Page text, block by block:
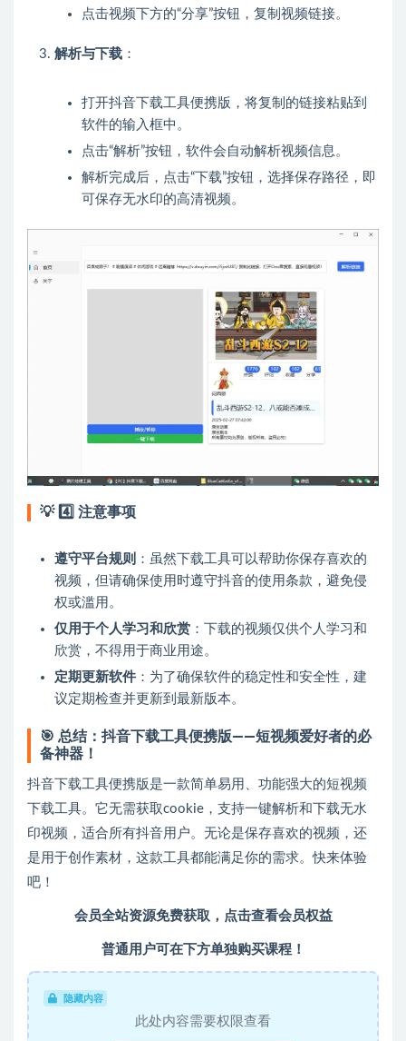
点击视频下方的“分享”按钮，复制视频链接。
解析与下载 ：
打开抖音下载工具便携版，将复制的链接粘贴到
软件的输入框中。
点击“解析”按钮，软件会自动解析视频信息。
解析完成后，点击“下载”按钮，选择保存路径，即
可保存无水印的高清视频。
💡 4️⃣ 注意事项
遵守平台规则 ：虽然下载工具可以帮助你保存喜欢的
视频，但请确保使用时遵守抖音的使用条款，避免侵
权或滥用。
仅用于个人学习和欣赏 ：下载的视频仅供个人学习和
欣赏，不得用于商业用途。
定期更新软件 ：为了确保软件的稳定性和安全性，建
议定期检查并更新到最新版本。
🎯 总结：抖音下载工具便携版——短视频爱好者的必
备神器！
抖音下载工具便携版是一款简单易用、功能强大的短视频
下载工具。它无需获取cookie，支持一键解析和下载无水
印视频，适合所有抖音用户。无论是保存喜欢的视频，还
是用于创作素材，这款工具都能满足你的需求。快来体验
吧！
会员全站资源免费获取，点击查看会员权益
普通用户可在下方单独购买课程！
隐藏内容
此处内容需要权限查看